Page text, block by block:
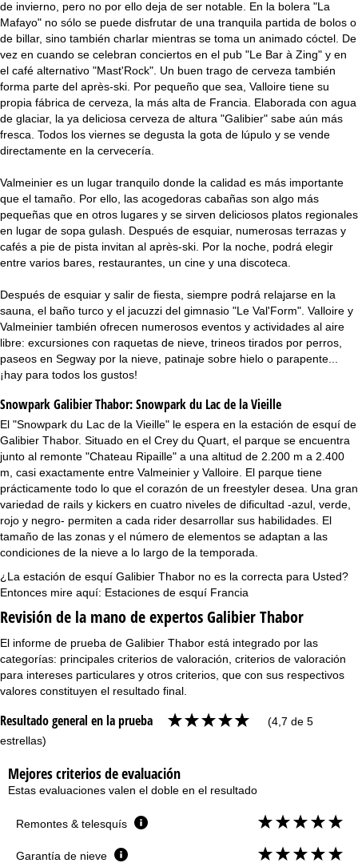
de invierno, pero no por ello deja de ser notable. En la bolera "La
Mafayo" no sólo se puede disfrutar de una tranquila partida de bolos o
de billar, sino también charlar mientras se toma un animado cóctel. De
vez en cuando se celebran conciertos en el pub "Le Bar à Zing" y en
el café alternativo "Mast'Rock". Un buen trago de cerveza también
forma parte del après-ski. Por pequeño que sea, Valloire tiene su
propia fábrica de cerveza, la más alta de Francia. Elaborada con agua
de glaciar, la ya deliciosa cerveza de altura "Galibier" sabe aún más
fresca. Todos los viernes se degusta la gota de lúpulo y se vende
directamente en la cervecería.
Valmeinier es un lugar tranquilo donde la calidad es más importante
que el tamaño. Por ello, las acogedoras cabañas son algo más
pequeñas que en otros lugares y se sirven deliciosos platos regionales
en lugar de sopa gulash. Después de esquiar, numerosas terrazas y
cafés a pie de pista invitan al après-ski. Por la noche, podrá elegir
entre varios bares, restaurantes, un cine y una discoteca.
Después de esquiar y salir de fiesta, siempre podrá relajarse en la
sauna, el baño turco y el jacuzzi del gimnasio "Le Val'Form". Valloire y
Valmeinier también ofrecen numerosos eventos y actividades al aire
libre: excursiones con raquetas de nieve, trineos tirados por perros,
paseos en Segway por la nieve, patinaje sobre hielo o parapente...
¡hay para todos los gustos!
Snowpark Galibier Thabor:Snowpark du Lac de la Vieille
El "Snowpark du Lac de la Vieille" le espera en la estación de esquí de
Galibier Thabor. Situado en el Crey du Quart, el parque se encuentra
junto al remonte "Chateau Ripaille" a una altitud de 2.200 m a 2.400
m, casi exactamente entre Valmeinier y Valloire. El parque tiene
prácticamente todo lo que el corazón de un freestyler desea. Una gran
variedad de rails y kickers en cuatro niveles de dificultad -azul, verde,
rojo y negro- permiten a cada rider desarrollar sus habilidades. El
tamaño de las zonas y el número de elementos se adaptan a las
condiciones de la nieve a lo largo de la temporada.
¿La estación de esquí Galibier Thabor no es la correcta para Usted?
Entonces mire aquí: Estaciones de esquí Francia
Revisión de la mano de expertos Galibier Thabor
El informe de prueba de Galibier Thabor está integrado por las
categorías: principales criterios de valoración, criterios de valoración
para intereses particulares y otros criterios, que con sus respectivos
valores constituyen el resultado final.
Resultado general en la prueba
(4,7 de 5
estrellas)
Mejores criterios de evaluación
Estas evaluaciones valen el doble en el resultado
Remontes & telesquís
Garantía de nieve